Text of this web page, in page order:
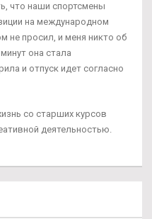
что наши спортсмены
на международном
не просил, и меня никто об
она стала
и отпуск идет согласно
со старших курсов
деятельностью.